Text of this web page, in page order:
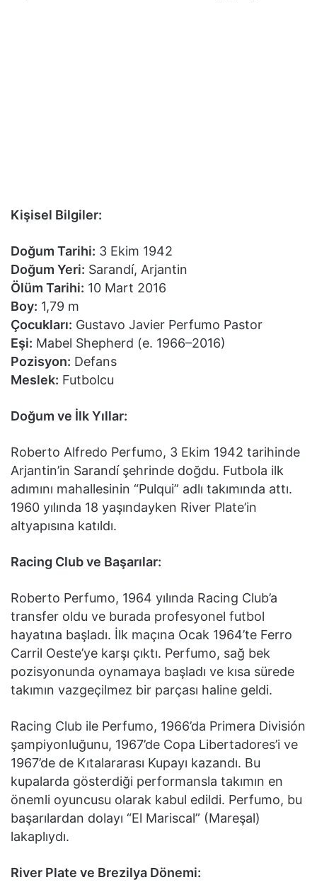
Kişisel Bilgiler:
Doğum Tarihi: 3 Ekim 1942
Doğum Yeri: Sarandí, Arjantin
Ölüm Tarihi: 10 Mart 2016
Boy: 1,79 m
Çocukları: Gustavo Javier Perfumo Pastor
Eşi: Mabel Shepherd (e. 1966–2016)
Pozisyon: Defans
Meslek: Futbolcu
Doğum ve İlk Yıllar:
Roberto Alfredo Perfumo, 3 Ekim 1942 tarihinde
Arjantin’in Sarandí şehrinde doğdu. Futbola ilk
adımını mahallesinin “Pulqui” adlı takımında attı.
1960 yılında 18 yaşındayken River Plate’in
altyapısına katıldı.
Racing Club ve Başarılar:
Roberto Perfumo, 1964 yılında Racing Club’a
transfer oldu ve burada profesyonel futbol
hayatına başladı. İlk maçına Ocak 1964’te Ferro
Carril Oeste’ye karşı çıktı. Perfumo, sağ bek
pozisyonunda oynamaya başladı ve kısa sürede
takımın vazgeçilmez bir parçası haline geldi.
Racing Club ile Perfumo, 1966’da Primera División
şampiyonluğunu, 1967’de Copa Libertadores’i ve
1967’de de Kıtalararası Kupayı kazandı. Bu
kupalarda gösterdiği performansla takımın en
önemli oyuncusu olarak kabul edildi. Perfumo, bu
başarılardan dolayı “El Mariscal” (Mareşal)
lakaplıydı.
River Plate ve Brezilya Dönemi: